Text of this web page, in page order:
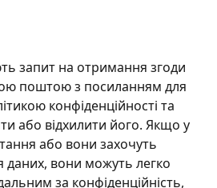
запит на отримання згоди
поштою з посиланням для
конфіденційності та
або відхилити його. Якщо у
або вони захочуть
даних, вони можуть легко
за конфіденційність,